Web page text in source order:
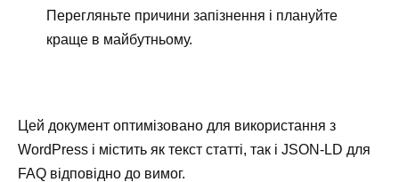
Перегляньте причини запізнення і плануйте
краще в майбутньому.
Цей документ оптимізовано для використання з
WordPress і містить як текст статті, так і JSON-LD для
FAQ відповідно до вимог.